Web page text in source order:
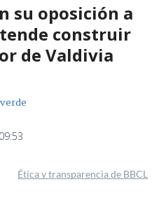
su oposición a
construir
de Valdivia
Ética y transparencia de BBCL